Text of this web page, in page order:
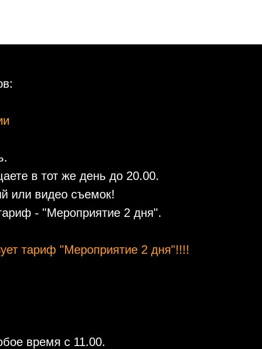
в тот же день до 20.00.
или видео съемок!
- "Мероприятие 2 дня".
тариф "Мероприятие 2 дня"!!!!
время с 11.00.